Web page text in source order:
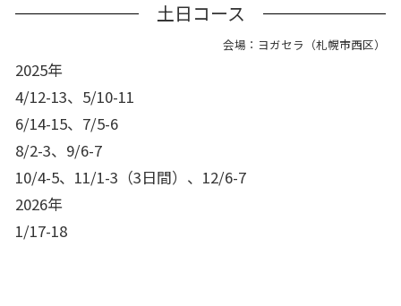
土日コース
会場：ヨガセラ（札幌市西区）
2025年
4/12-13、5/10-11
6/14-15、7/5-6
8/2-3、9/6-7
10/4-5、11/1-3（3日間）、12/6-7
2026年
1/17-18